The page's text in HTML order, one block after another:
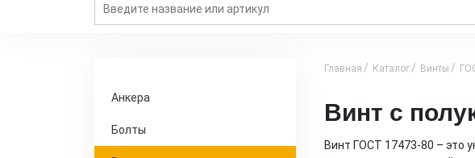
Анкера
Болты
Главная Каталог Винты
Винт с
Винт ГОСТ 17473-80 – это